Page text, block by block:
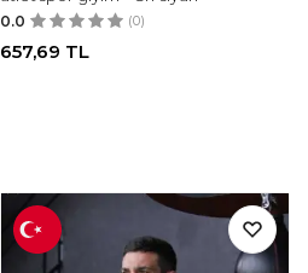
0.0 (0)
657,69 TL